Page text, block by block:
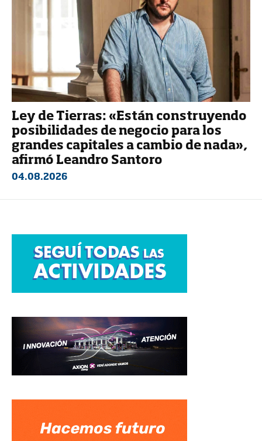
Ley de Tierras: «Están construyendo
posibilidades de negocio para los
grandes capitales a cambio de nada»,
afirmó Leandro Santoro
04.08.2026